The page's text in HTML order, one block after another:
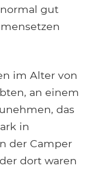
gut
im Alter von
an einem
das
in
der Camper
dort waren